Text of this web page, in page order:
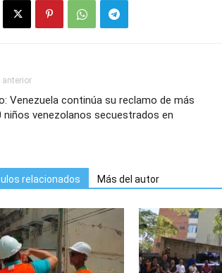
anterior
Venezuela continúa su reclamo de más
niños venezolanos secuestrados en
relacionados Más del autor